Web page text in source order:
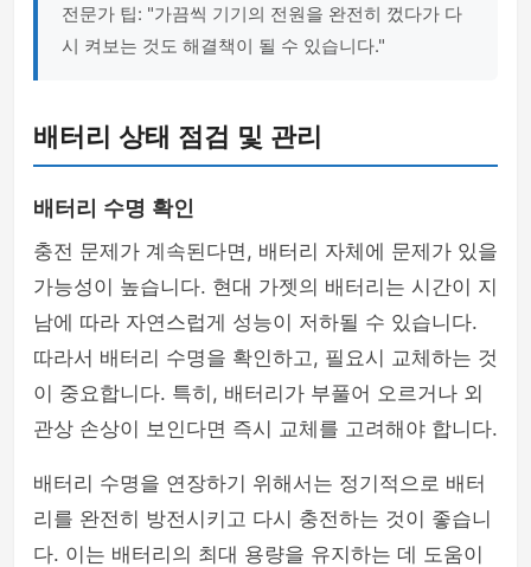
전문가 팁: "가끔씩 기기의 전원을 완전히 껐다가 다
시 켜보는 것도 해결책이 될 수 있습니다."
배터리 상태 점검 및 관리
배터리 수명 확인
충전 문제가 계속된다면, 배터리 자체에 문제가 있을
가능성이 높습니다. 현대 가젯의 배터리는 시간이 지
남에 따라 자연스럽게 성능이 저하될 수 있습니다.
따라서 배터리 수명을 확인하고, 필요시 교체하는 것
이 중요합니다. 특히, 배터리가 부풀어 오르거나 외
관상 손상이 보인다면 즉시 교체를 고려해야 합니다.
배터리 수명을 연장하기 위해서는 정기적으로 배터
리를 완전히 방전시키고 다시 충전하는 것이 좋습니
다. 이는 배터리의 최대 용량을 유지하는 데 도움이